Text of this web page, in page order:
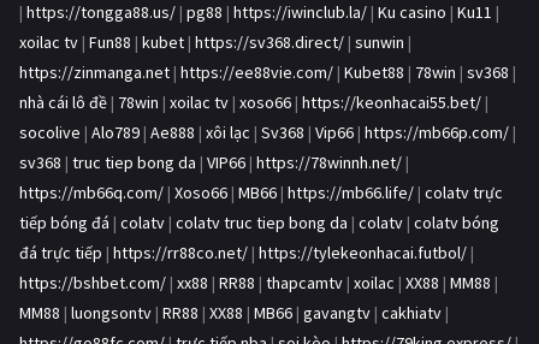
| https://tongga88.us/ | pg88 | https://iwinclub.la/ | Ku casino | Ku11 |
xoilac tv | Fun88 | kubet | https://sv368.direct/ | sunwin |
https://zinmanga.net | https://ee88vie.com/ | Kubet88 | 78win | sv368 |
nhà cái lô đề | 78win | xoilac tv | xoso66 | https://keonhacai55.bet/ |
socolive | Alo789 | Ae888 | xôi lạc | Sv368 | Vip66 | https://mb66p.com/ |
sv368 | truc tiep bong da | VIP66 | https://78winnh.net/ |
https://mb66q.com/ | Xoso66 | MB66 | https://mb66.life/ | colatv trực
tiếp bóng đá | colatv | colatv truc tiep bong da | colatv | colatv bóng
đá trực tiếp | https://rr88co.net/ | https://tylekeonhacai.futbol/ |
https://bshbet.com/ | xx88 | RR88 | thapcamtv | xoilac | XX88 | MM88 |
MM88 | luongsontv | RR88 | XX88 | MB66 | gavangtv | cakhiatv |